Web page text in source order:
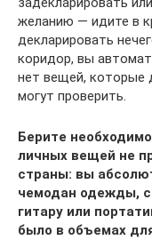
желанию — идите в
декларировать
коридор, вы
нет вещей, которые
могут проверить.
Берите
личных вещей не
страны: вы
чемодан одежды,
гитару или
было в объемах